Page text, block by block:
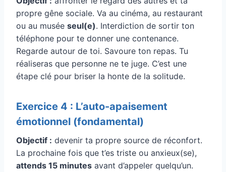
propre gêne sociale. Va au cinéma, au restaurant
ou au musée seul(e). Interdiction de sortir ton
téléphone pour te donner une contenance.
Regarde autour de toi. Savoure ton repas. Tu
réaliseras que personne ne te juge. C’est une
étape clé pour briser la honte de la solitude.
Exercice 4 : L’auto-apaisement
émotionnel (fondamental)
Objectif : devenir ta propre source de réconfort.
La prochaine fois que t’es triste ou anxieux(se),
attends 15 minutes avant d’appeler quelqu’un.